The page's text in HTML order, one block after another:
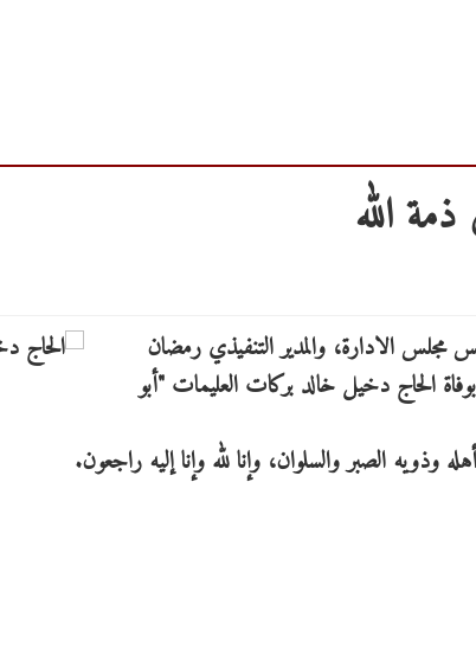
الله
مجلس الادارة، والمدير التنفيذي رمضان
الحاج دخيل خالد بركات العليمات "أبو
وذويه الصبر والسلوان، وإنا لله وإنا إليه راجعون.